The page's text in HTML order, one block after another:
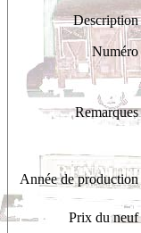
Description
Numéro
Remarques
Année de production
Prix du neuf